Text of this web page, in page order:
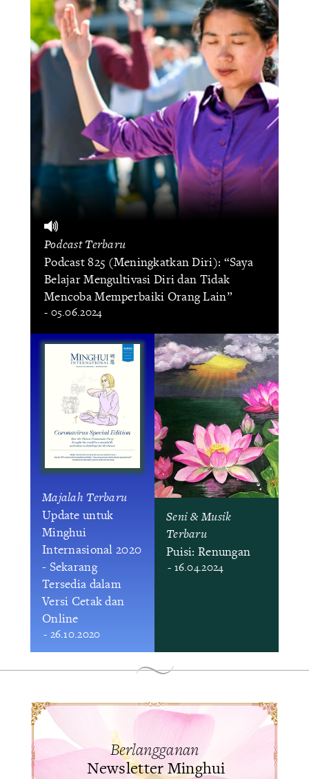
Podcast Terbaru
Podcast 825 (Meningkatkan Diri): “Saya
Belajar Mengultivasi Diri dan Tidak
Mencoba Memperbaiki Orang Lain”
- 05.06.2024
Majalah Terbaru
Update untuk
Minghui
Internasional 2020
- Sekarang
Tersedia dalam
Versi Cetak dan
Online
- 26.10.2020
Seni & Musik
Terbaru
Puisi: Renungan
- 16.04.2024
Berlangganan
Newsletter Minghui